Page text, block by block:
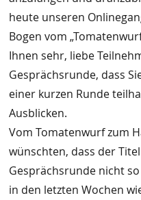
heute unseren
Bogen vom
Ihnen sehr, liebe
Gesprächsrunde, dass
einer kurzen Runde
Ausblicken.
Vom Tomatenwurf zum
wünschten, dass der
Gesprächsrunde nicht
in den letzten Wochen